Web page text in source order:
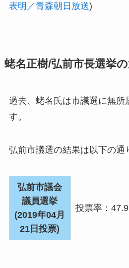
表明／青森朝日放送)
蛯名正樹/弘前市長選挙
過去、蛯名氏は市議選に無所
す。
弘前市議選の結果は以下の通
弘前市議会
議員選挙
(2019年04月
21日投票)
投票率：